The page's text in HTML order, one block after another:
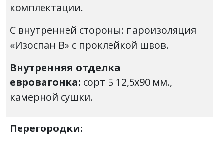
комплектации.
С внутренней стороны: пароизоляция
«Изоспан В» с проклейкой швов.
Внутренняя отделка
евровагонка: сорт Б 12,5х90 мм.,
камерной сушки.
Перегородки: